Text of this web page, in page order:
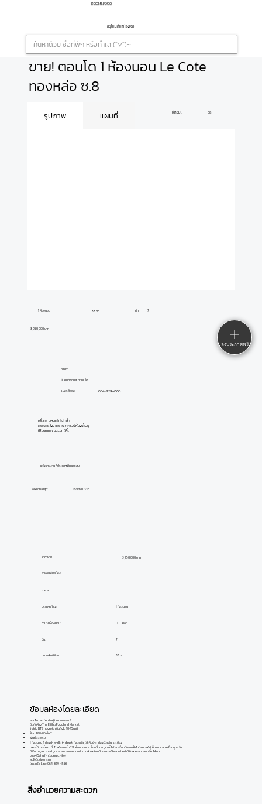
ROOMNAYOO
อยู่ไหนก็หาห้องเจอ
ขาย! ตอนโด 1 ห้องนอน Le Cote
ทองหล่อ ซ.8
ดารกา
เบอร์ติดต่อ:
ยืนยันตัวตนสมาชิกแล้ว
อัพเดทล่าสุด: 15/7/67 03:16
064-829-4556
เพื่อตรวจสอบโปรโมชั่น
กรุณาแจ้งว่าทราบจากเวปห้องน่าอยู่
(Roomnayoo.com)ค่ะ
แจ้งรายงาน / ประกาศไม่เหมาะสม
1 ห้องนอน 7
ชั้น
33 m²
3,950,000 บาท
รูปภาพ แผนที่ เข้าชม : 38
ข้อมูลห้องโดยละเอียด
คอนโด เลอ โคเต้ อยู่ในซ.ทองหล่อ 8
ติดกับห้าง The Ei8ht/Foodland Market
ใกล้กับ BTS ทองหล่อ เดินถึงใน 10-15นาที
ห้อง 288/86 ชั้น 7
พื้นที่ 33 ตรม.
1 ห้องนอน, 1 ห้องน้ำ, walk-in closet, ห้องครัว,โต๊ะกินข้าว, ห้องนั่งเล่น, ระเบียง
เฟอร์นิเจอร์ครบ ทั้งโซฟา สมาร์ททีวีในห้องนอนและห้องนั่งเล่น, แอร์2ตัว เครื่องซัก/อบผ้า ไมโครเวฟ ตู้เย็น เตาและเครื่องดูดควัน
มีฟิตเนส,สระว่ายน้ำ,และสวนส่วนกลางบนขั้นดาดฟ้า พร้อมที่จอดรถฟรีและเจ้าหน้าที่รักษาความปลอดภัย 24ชม.
ขาย 4.5ล้าน (ค่าโอนคนละครึ่ง)
สนใจติดต่อ ดารกา
โทร หรือ Line 064-829-4556
ลายละเอียดห้อง
อาคาร:
ประเภทห้อง:
จำนวนห้องนอน:
ชั้น:
ขนาดพื้นที่ห้อง:
1 ห้องนอน
1
7
33 m²
ห้อง
3,950,000 บาท
ราคาขาย
สิ่งอำนวยความสะดวก
ลงประกาศฟรี